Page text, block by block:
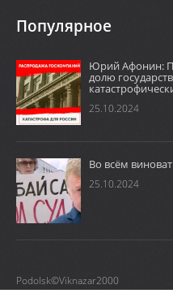
Популярное
Юрий Афонин:
долю
25.10.2024
Во всём
25.10.2024
Podolsk©Viknazar2000